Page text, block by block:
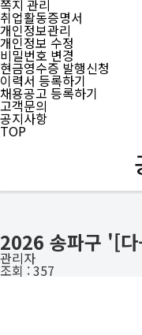
쪽지 관리
취업활동증명서
개인정보관리
개인정보 수정
비밀번호 변경
현금영수증 발행신청
이력서 등록하기
채용공고 등록하기
고객문의
공지사항
TOP
2026 송파구 '[다
관리자
조회 :357